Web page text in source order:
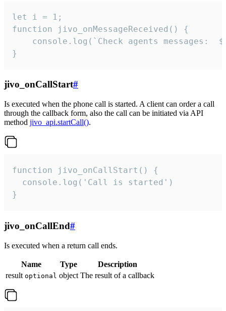
let i = 1;
function jivo_onMessageReceived() {
}
jivo_onCallStart#
Is executed when the phone call is started. A client can order a call
through the callback form, also the call can be initiated via API
method jivo_api.startCall().
function jivo_onCallStart() {
  console.log('Call is started')
}
jivo_onCallEnd#
Is executed when a return call ends.
Name Type
Description
result optional object The result of a callback